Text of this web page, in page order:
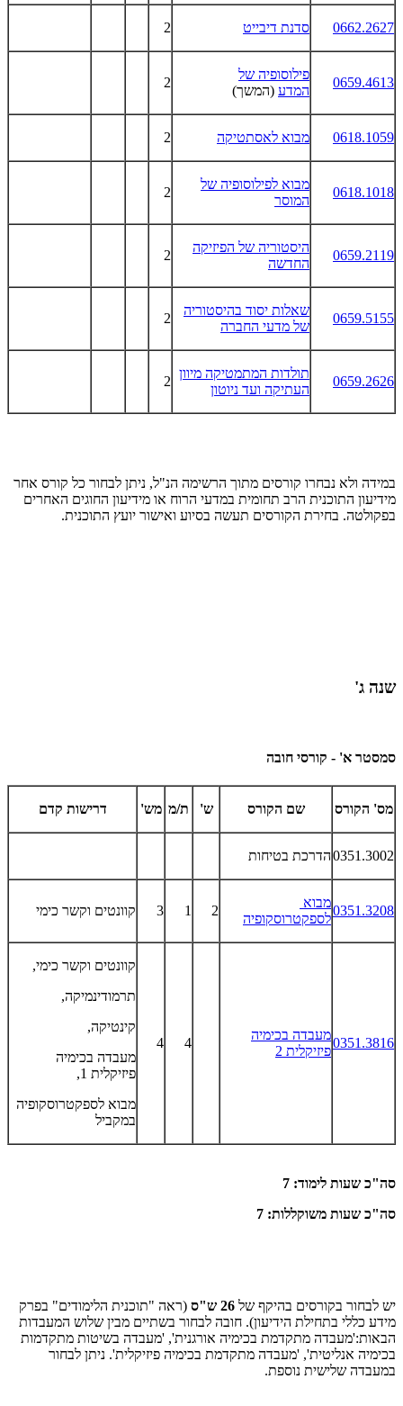
0662.2627 סדנת דיבייט 2
0659.4613
פילוסופיה של
המדע (המשך)
2
0618.1059 מבוא לאסתטיקה 2
0618.1018
מבוא לפילוסופיה של
המוסר
2
0659.2119
היסטוריה של הפיזיקה
החדשה
2
0659.5155
שאלות יסוד בהיסטוריה
של מדעי החברה
2
0659.2626
תולדות המתמטיקה מיוון
העתיקה ועד ניוטון
2
במידה ולא נבחרו קורסים מתוך הרשימה הנ"ל, ניתן לבחור כל קורס אחר
מידיעון התוכנית הרב תחומית במדעי הרוח או מידיעון החוגים האחרים
בפקולטה. בחירת הקורסים תעשה בסיוע ואישור יועץ התוכנית.
שנה ג'
סמסטר א' - קורסי חובה
מס' הקורס שם הקורס ש' ת/מ מש' דרישות קדם
0351.3002הדרכת בטיחות
0351.3208
מבוא
לספקטרוסקופיה
2
1
3 קוונטים וקשר כימי
0351.3816
מעבדה בכימיה
פיזיקלית 2
4
4
קוונטים וקשר כימי,
תרמודינמיקה,
קינטיקה,
מעבדה בכימיה
פיזיקלית 1,
מבוא לספקטרוסקופיה
במקביל
סה"כ שעות לימוד: 7
סה"כ שעות משוקללות: 7
יש לבחור בקורסים בהיקף של 26 ש"ס
(ראה "תוכנית הלימודים" בפרק
מידע כללי בתחילת הידיעון). חובה לבחור בשתיים מבין שלוש המעבדות
הבאות:'מעבדה מתקדמת בכימיה אורגנית', 'מעבדה בשיטות מתקדמות
בכימיה אנליטית', 'מעבדה מתקדמת בכימיה פיזיקלית'. ניתן לבחור
במעבדה שלישית נוספת.